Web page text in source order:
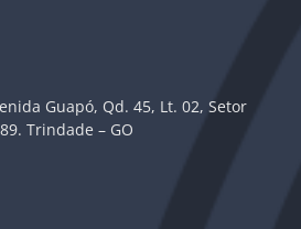
Guapó, Qd. 45, Lt. 02, Setor
Trindade – GO